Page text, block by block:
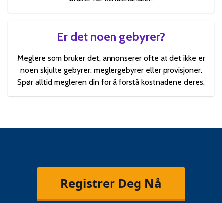
Er det noen gebyrer?
Meglere som bruker det, annonserer ofte at det ikke er
noen skjulte gebyrer: meglergebyrer eller provisjoner.
Spør alltid megleren din for å forstå kostnadene deres.
Registrer Deg Nå